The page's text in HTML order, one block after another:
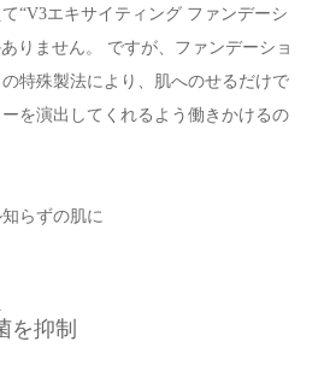
“V3エキサイティング ファンデーシ
りません。 ですが、ファンデーショ
特殊製法により、肌へのせるだけで
を演出してくれるよう働きかけるの
らずの肌に
を抑制